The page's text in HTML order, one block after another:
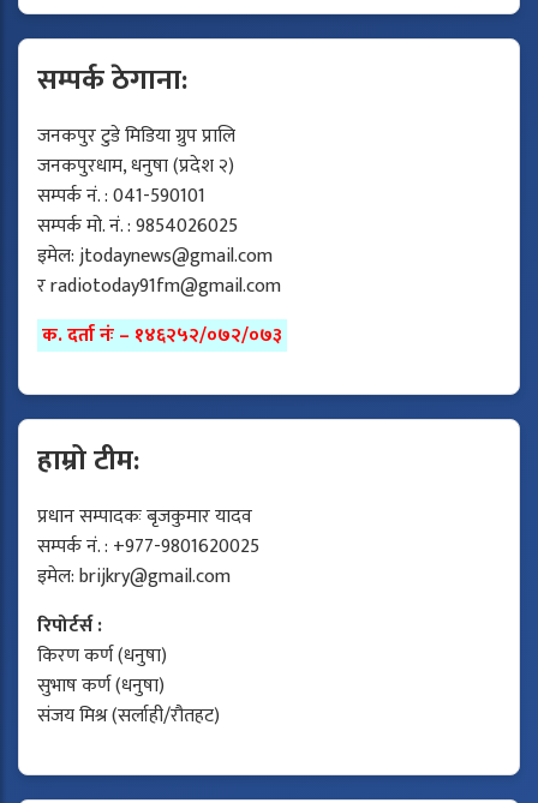
सम्पर्क ठेगाना:
जनकपुर टुडे मिडिया ग्रुप प्रालि
जनकपुरधाम, धनुषा (प्रदेश २)
सम्पर्क नं. : 041-590101
सम्पर्क मो. नं. : 9854026025
इमेल:jtodaynews@gmail.com
रradiotoday91fm@gmail.com
क. दर्ता नंः – १४६२५२/०७२/०७३
हाम्रो टीम:
प्रधान सम्पादकः बृजकुमार यादव
सम्पर्क नं. : +977-9801620025
इमेल:brijkry@gmail.com
रिपोर्टर्स :
किरण कर्ण (धनुषा)
सुभाष कर्ण (धनुषा)
संजय मिश्र (सर्लाही/रौतहट)